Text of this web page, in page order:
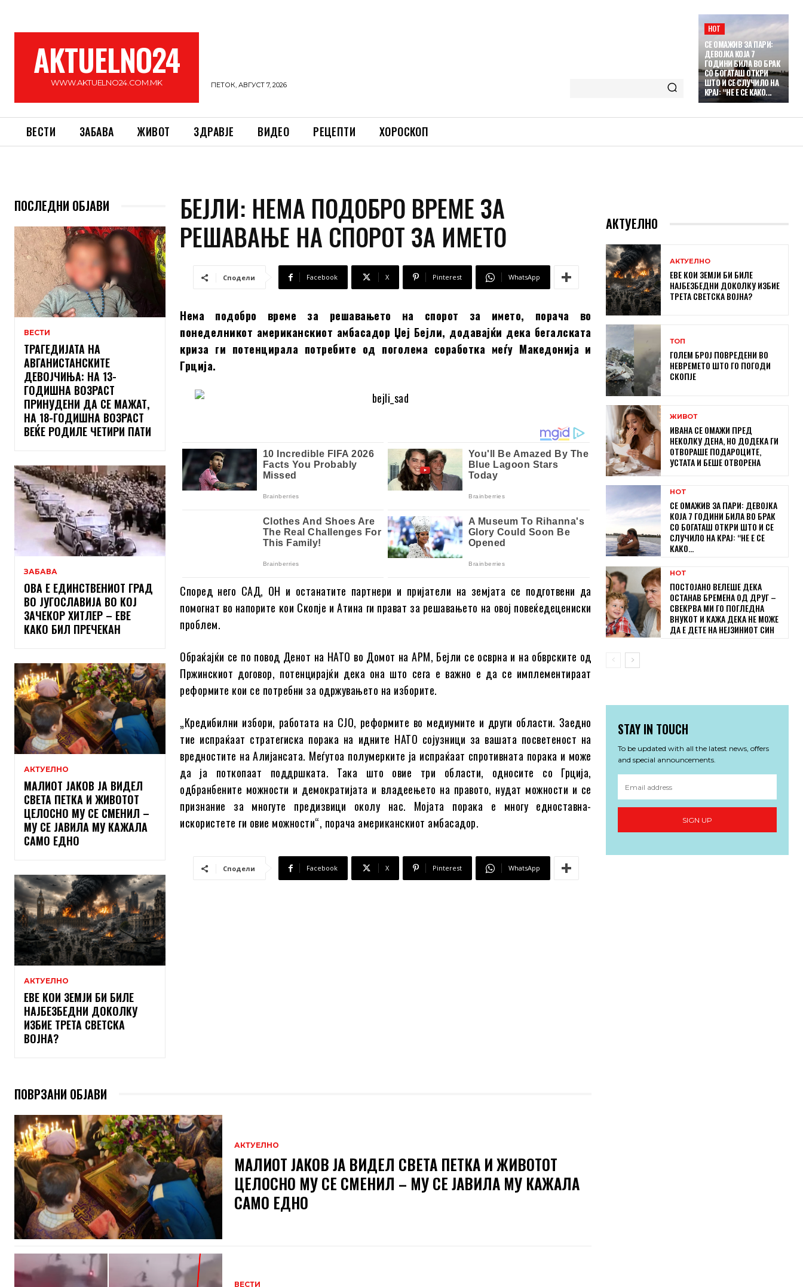
AKTUELNO24
WWW.AKTUELNO24.COM.MK ПЕТОК, АВГУСТ 7, 2026
HOT
СЕ ОМАЖИВ ЗА ПАРИ:
ДЕВОЈКА КОЈА 7
ГОДИНИ БИЛА ВО БРАК
СО БОГАТАШ ОТКРИ
ШТО И СЕ СЛУЧИЛО НА
КРАЈ: “НЕ Е СЕ КАКО...
ВЕСТИ ЗАБАВА ЖИВОТ ЗДРАВЈЕ ВИДЕО РЕЦЕПТИ ХОРОСКОП
ПОСЛЕДНИ ОБЈАВИ
ВЕСТИ
ТРАГЕДИЈАТА НА
АВГАНИСТАНСКИТЕ
ДЕВОЈЧИЊА: НА 13-
ГОДИШНА ВОЗРАСТ
ПРИНУДЕНИ ДА СЕ МАЖАТ,
НА 18-ГОДИШНА ВОЗРАСТ
ВЕЌЕ РОДИЛЕ ЧЕТИРИ ПАТИ
ЗАБАВА
ОВА Е ЕДИНСТВЕНИОТ ГРАД
ВО ЈУГОСЛАВИЈА ВО КОЈ
ЗАЧЕКОР ХИТЛЕР – ЕВЕ
КАКО БИЛ ПРЕЧЕКАН
АКТУЕЛНО
МАЛИОТ ЈАКОВ ЈА ВИДЕЛ
СВЕТА ПЕТКА И ЖИВОТОТ
ЦЕЛОСНО МУ СЕ СМЕНИЛ –
МУ СЕ ЈАВИЛА МУ КАЖАЛА
САМО ЕДНО
АКТУЕЛНО
ЕВЕ КОИ ЗЕМЈИ БИ БИЛЕ
НАЈБЕЗБЕДНИ ДОКОЛКУ
ИЗБИЕ ТРЕТА СВЕТСКА
ВОЈНА?
БЕЈЛИ: НЕМА ПОДОБРО ВРЕМЕ ЗА
РЕШАВАЊЕ НА СПОРОТ ЗА ИМЕТО
Сподели Facebook X Pinterest WhatsApp
Нема подобро време за решавањето на спорот за името, порача во
понеделникот американскиот амбасадор Џеј Бејли, додавајќи дека бегалската
криза ги потенцирала потребите од поголема соработка меѓу Македонија и
Грција.
Според него САД, ОН и останатите партнери и пријатели на земјата се подготвени да
помогнат во напорите кои Скопје и Атина ги прават за решавањето на овој повеќедецениски
проблем.
Обраќајќи се по повод Денот на НАТО во Домот на АРМ, Бејли се осврна и на обврските од
Пржинскиот договор, потенцирајќи дека она што сега е важно е да се имплементираат
реформите кои се потребни за одржувањето на изборите.
„Кредибилни избори, работата на СЈО, реформите во медиумите и други области. Заедно
тие испраќаат стратегиска порака на идните НАТО сојузници за вашата посветеност на
вредностите на Алијансата. Меѓутоа полумерките ја испраќаат спротивната порака и може
да ја поткопаат поддршката. Така што овие три области, односите со Грција,
одбранбените можности и демократијата и владеењето на правото, нудат можности и се
признание за многуте предизвици околу нас. Мојата порака е многу едноставна-
искористете ги овие можности“, порача американскиот амбасадор.
Сподели Facebook X Pinterest WhatsApp
ПОВРЗАНИ ОБЈАВИ
АКТУЕЛНО
МАЛИОТ ЈАКОВ ЈА ВИДЕЛ СВЕТА ПЕТКА И ЖИВОТОТ
ЦЕЛОСНО МУ СЕ СМЕНИЛ – МУ СЕ ЈАВИЛА МУ КАЖАЛА
САМО ЕДНО
ВЕСТИ
АКТУЕЛНО
АКТУЕЛНО
ЕВЕ КОИ ЗЕМЈИ БИ БИЛЕ
НАЈБЕЗБЕДНИ ДОКОЛКУ ИЗБИЕ
ТРЕТА СВЕТСКА ВОЈНА?
ТОП
ГОЛЕМ БРОЈ ПОВРЕДЕНИ ВО
НЕВРЕМЕТО ШТО ГО ПОГОДИ
СКОПЈЕ
ЖИВОТ
ИВАНА СЕ ОМАЖИ ПРЕД
НЕКОЛКУ ДЕНА, НО ДОДЕКА ГИ
ОТВОРАШЕ ПОДАРОЦИТЕ,
УСТАТА И БЕШЕ ОТВОРЕНА
HOT
СЕ ОМАЖИВ ЗА ПАРИ: ДЕВОЈКА
КОЈА 7 ГОДИНИ БИЛА ВО БРАК
СО БОГАТАШ ОТКРИ ШТО И СЕ
СЛУЧИЛО НА КРАЈ: “НЕ Е СЕ
КАКО...
HOT
ПОСТОЈАНО ВЕЛЕШЕ ДЕКА
ОСТАНАВ БРЕМЕНА ОД ДРУГ –
СВЕКРВА МИ ГО ПОГЛЕДНА
ВНУКОТ И КАЖА ДЕКА НЕ МОЖЕ
ДА Е ДЕТЕ НА НЕЈЗИНИОТ СИН
STAY IN TOUCH
To be updated with all the latest news, offers
and special announcements.
SIGN UP